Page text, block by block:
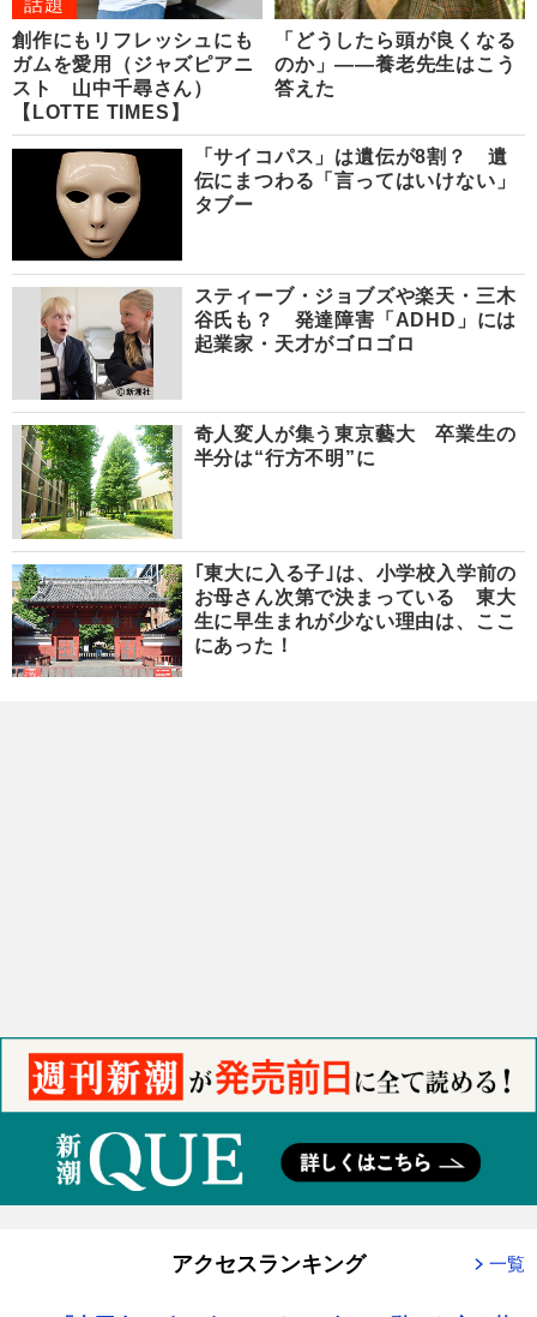
話題
創作にもリフレッシュにも
ガムを愛用（ジャズピアニ
スト 山中千尋さん）
【LOTTE TIMES】
「どうしたら頭が良くなる
のか」――養老先生はこう
答えた
「サイコパス」は遺伝が8割？ 遺
伝にまつわる「言ってはいけない」
タブー
スティーブ・ジョブズや楽天・三木
谷氏も？ 発達障害「ADHD」には
起業家・天才がゴロゴロ
奇人変人が集う東京藝大 卒業生の
半分は“行方不明”に
｢東大に入る子｣は、小学校入学前の
お母さん次第で決まっている 東大
生に早生まれが少ない理由は、ここ
にあった！
アクセスランキング 一覧